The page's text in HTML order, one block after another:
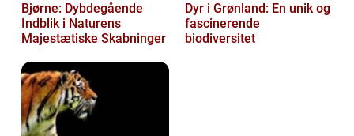
Bjørne: Dybdegående
Indblik i Naturens
Majestætiske Skabninger
Dyr i Grønland: En unik og
fascinerende
biodiversitet